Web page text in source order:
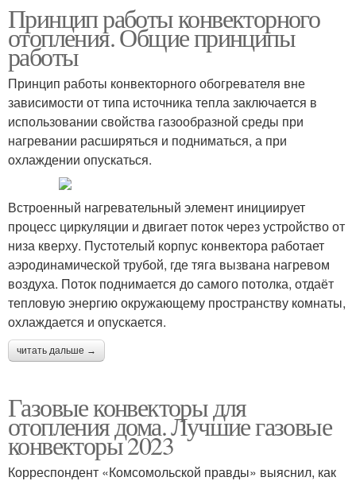
Принцип работы конвекторного
отопления. Общие принципы
работы
Принцип работы конвекторного обогревателя вне
зависимости от типа источника тепла заключается в
использовании свойства газообразной среды при
нагревании расширяться и подниматься, а при
охлаждении опускаться.
Встроенный нагревательный элемент инициирует
процесс циркуляции и двигает поток через устройство от
низа кверху. Пустотелый корпус конвектора работает
аэродинамической трубой, где тяга вызвана нагревом
воздуха. Поток поднимается до самого потолка, отдаёт
тепловую энергию окружающему пространству комнаты,
охлаждается и опускается.
читать дальше →
Газовые конвекторы для
отопления дома. Лучшие газовые
конвекторы 2023
Корреспондент «Комсомольской правды» выяснил, как